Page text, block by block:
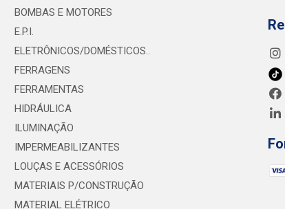
BOMBAS E MOTORES
E.P.I.
ELETRÔNICOS/DOMÉSTICOS..
FERRAGENS
FERRAMENTAS
HIDRÁULICA
ILUMINAÇÃO
IMPERMEABILIZANTES
LOUÇAS E ACESSÓRIOS
MATERIAIS P/CONSTRUÇÃO
MATERIAL ELÉTRICO